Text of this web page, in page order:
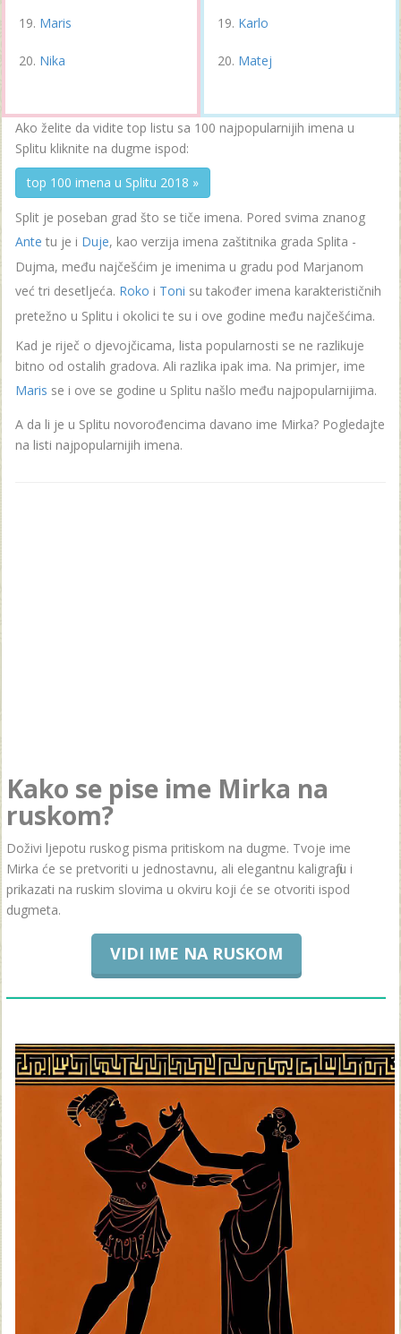
Maris
Nika
Karlo
Matej
Ako želite da vidite top listu sa 100 najpopularnijih imena u
Splitu kliknite na dugme ispod:
top 100 imena u Splitu 2018 »
Split je poseban grad što se tiče imena. Pored svima znanog
Ante tu je i Duje, kao verzija imena zaštitnika grada Splita -
Dujma, među najčešćim je imenima u gradu pod Marjanom
već tri desetljeća. Roko i Toni su također imena karakterističnih
pretežno u Splitu i okolici te su i ove godine među najčešćima.
Kad je riječ o djevojčicama, lista popularnosti se ne razlikuje
bitno od ostalih gradova. Ali razlika ipak ima. Na primjer, ime
Maris se i ove se godine u Splitu našlo među najpopularnijima.
A da li je u Splitu novorođencima davano ime Mirka? Pogledajte
na listi najpopularnijih imena.
Kako se pise ime Mirka na
ruskom?
Doživi ljepotu ruskog pisma pritiskom na dugme. Tvoje ime
Mirka će se pretvoriti u jednostavnu, ali elegantnu kaligrafiju i
prikazati na ruskim slovima u okviru koji će se otvoriti ispod
dugmeta.
VIDI IME NA RUSKOM